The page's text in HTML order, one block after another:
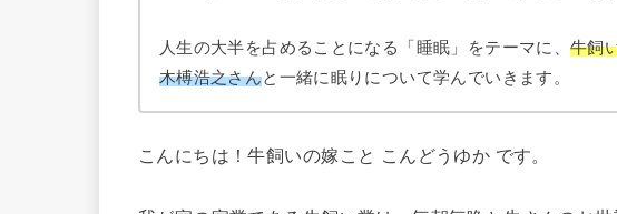
人生の大半を占めることになる「睡眠」をテーマに、牛飼
木榑浩之さんと一緒に眠りについて学んでいきます。
こんにちは！牛飼いの嫁こと こんどうゆか です。